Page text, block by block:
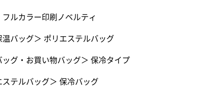
フルカラー印刷ノベルティ
温バッグ＞ ポリエステルバッグ
ッグ・お買い物バッグ＞ 保冷タイプ
ステルバッグ＞ 保冷バッグ